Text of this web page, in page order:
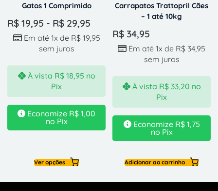
Gatos 1 Comprimido
R$ 19,95 - R$ 29,95
Em até 1x de R$19,95
sem juros
À vista R$18,95 no
Pix
Economize R$ 1,00
no Pix
Ver opções
Carrapatos Trattopril Cães
– 1 até 10kg
R$ 34,95
Em até 1x de R$ 34,95
sem juros
À vista R$33,20 no
Pix
Economize R$1,75
no Pix
Adicionar ao carrinho